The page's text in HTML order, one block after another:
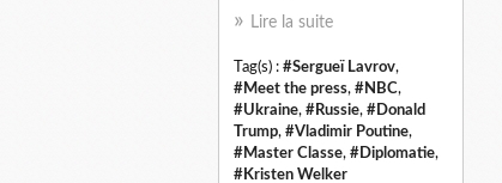
Lire la suite
Tag(s) : #Sergueï Lavrov,
#Meet the press, #NBC,
#Ukraine, #Russie, #Donald
Trump, #Vladimir Poutine,
#Master Classe, #Diplomatie,
#Kristen Welker